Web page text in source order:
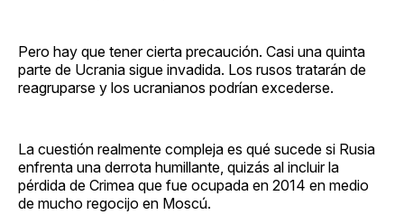
Pero hay que tener cierta precaución. Casi una quinta
parte de Ucrania sigue invadida. Los rusos tratarán de
reagruparse y los ucranianos podrían excederse.
La cuestión realmente compleja es qué sucede si Rusia
enfrenta una derrota humillante, quizás al incluir la
pérdida de Crimea que fue ocupada en 2014 en medio
de mucho regocijo en Moscú.